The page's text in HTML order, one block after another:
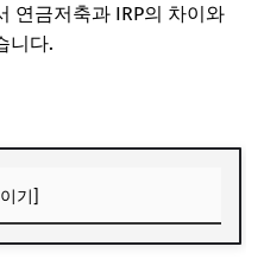
연금저축과 IRP의 차이와
니다.
기]